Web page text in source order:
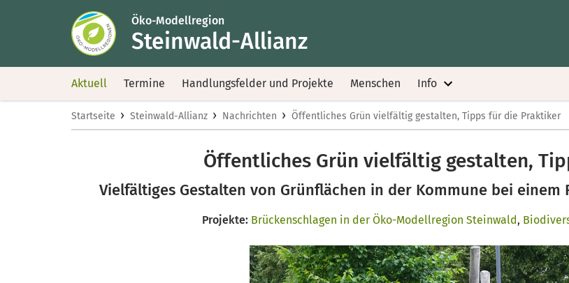
Öko-Modellregion
Steinwald-Allianz
Aktuell Termine Handlungsfelder und Projekte Menschen Info
Startseite › Steinwald-Allianz › Nachrichten › Öffentliches Grün vielfältig gestalten, Tipps für die Praktiker
Öffentliches Grün vielfältig gestalten,
Vielfältiges Gestalten von Grünflächen in der Kommune bei
Projekte: Brückenschlagen in der Öko-Modellregion Steinwald,